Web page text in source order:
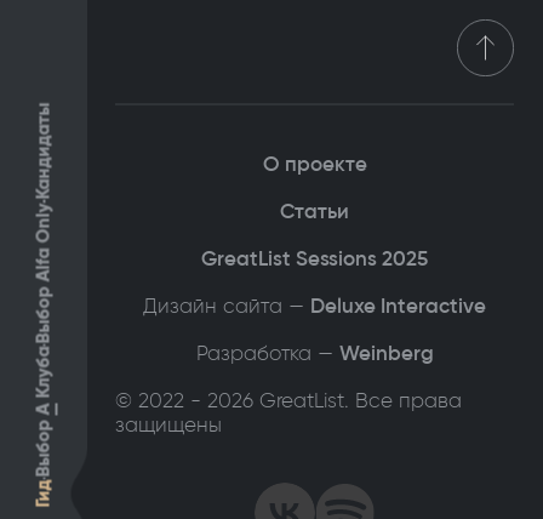
Гид
Выбор
А
Клуба
Выбор Alfa Only
Кандидаты
© 2022 - 2026 GreatList. Все права
защищены
О проекте
Статьи
GreatList Sessions 2025
Дизайн сайта — Deluxe Interactive
Разработка — Weinberg